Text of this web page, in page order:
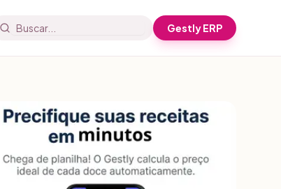
Buscar artigos e receitas Gestly ERP